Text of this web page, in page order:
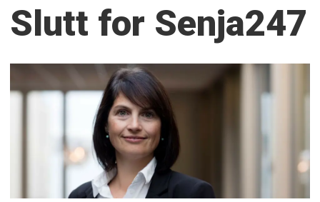
Slutt for Senja247